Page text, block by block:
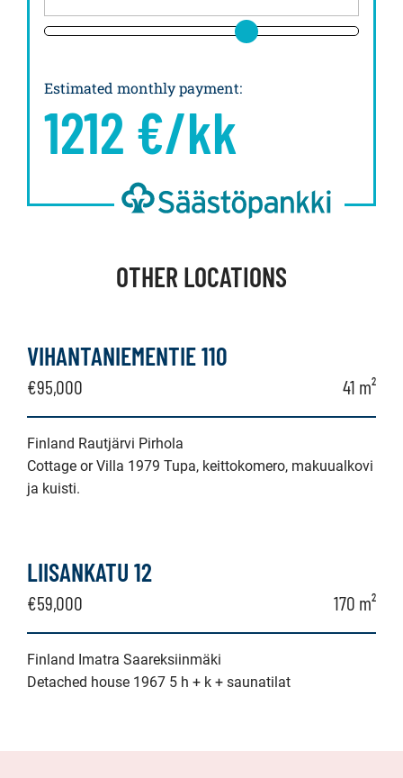
Estimated monthly payment:
1212 €/kk
OTHER LOCATIONS
VIHANTANIEMENTIE 110
€95,000 41 m²
Finland Rautjärvi Pirhola
Cottage or Villa 1979 Tupa, keittokomero, makuualkovi
ja kuisti.
LIISANKATU 12
€59,000 170 m²
Finland Imatra Saareksiinmäki
Detached house 1967 5 h + k + saunatilat